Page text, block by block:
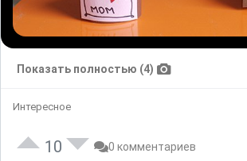
Показать полностью (4)
Интересное
10 0 комментариев